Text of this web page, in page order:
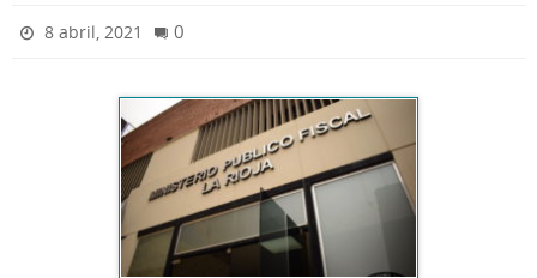
8 abril, 2021 0